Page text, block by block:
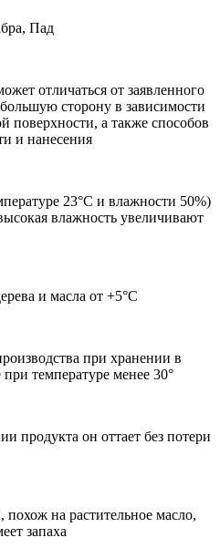
Пад
отличаться от заявленного
сторону в зависимости
поверхности, а также способов
и нанесения
23°C и влажности 50%)
влажность увеличивают
и масла от +5°C
при хранении в
температуре менее 30°
продукта он оттает без потери
на растительное масло,
запаха